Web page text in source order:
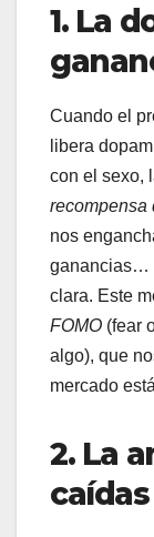
1. La
Cuando el
libera
con el sexo,
recompensa
nos
ganancias…
clara. Este
FOMO (fear
algo), que
mercado
2. La
caídas